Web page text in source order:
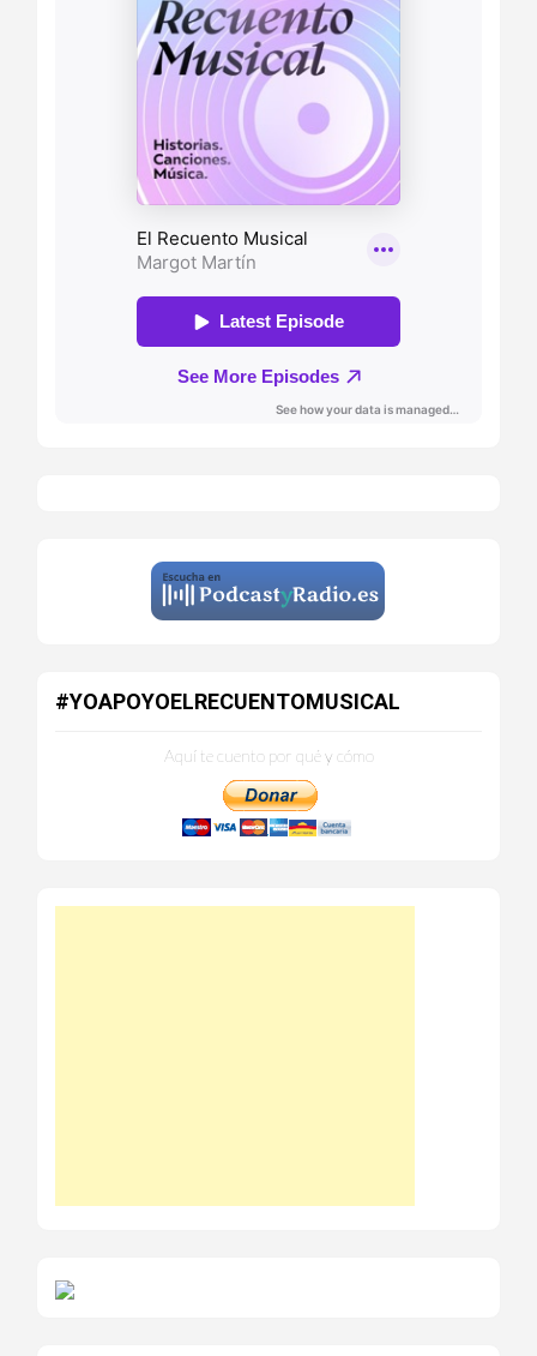
#YOAPOYOELRECUENTOMUSICAL
Aquí te cuento por qué y cómo